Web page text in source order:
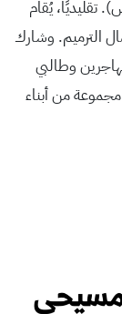
تقليديًا، يُقام
الترميم. وشارك
وطالبي
مجموعة من أبناء